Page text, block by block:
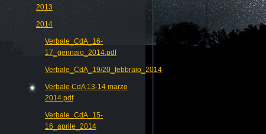
2013
2014
Verbale_CdA_16-
17_gennaio_2014.pdf
Verbale_CdA_19/20_febbraio_2014
Verbale CdA 13-14 marzo
2014.pdf
Verbale_CdA_15-
16_aprile_2014